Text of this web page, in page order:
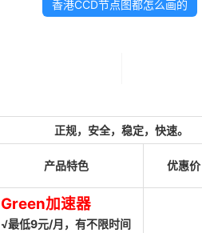
香港CCD节点图都怎么画的
正规，安全，稳定，快速。
产品特色 优惠价
Green加速器
√最低9元/月，有不限时间